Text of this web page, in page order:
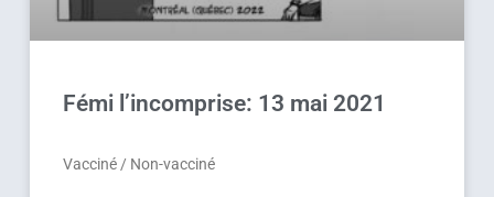
Fémi l’incomprise: 13 mai 2021
Vacciné / Non-vacciné